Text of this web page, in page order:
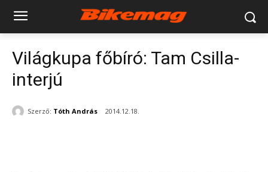
Világkupa főbíró: Tam Csilla-
interjú
Szerző: Tóth András 2014.12.18.